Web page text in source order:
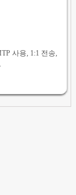
사용, 1:1 전송,